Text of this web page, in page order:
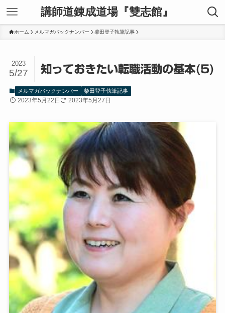
講師道錬成道場『雙志館』
ホーム メルマガバックナンバー 柴田登子執筆記事
知っておきたい転職活動の基本(5)
2023
5/27
メルマガバックナンバー 柴田登子執筆記事
2023年5月22日 2023年5月27日